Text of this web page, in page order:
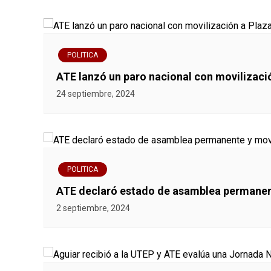
v
e
g
a
i
ó
n
e
POLITICA
ATE lanzó un paro nacional con
24 septiembre, 2024
POLITICA
ATE declaró estado de asamblea
2 septiembre, 2024